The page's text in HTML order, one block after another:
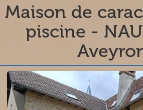
Maison de
piscine -